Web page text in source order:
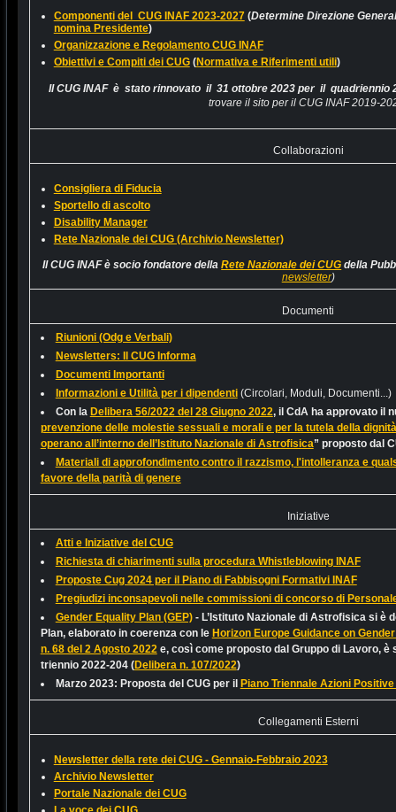
Componenti del CUG INAF 2023-2027(Determine Direzione
nomina Presidente)
Organizzazione e Regolamento CUG INAF
Obiettivi e Compiti dei CUG(Normativa e Riferimenti utili)
Il CUG INAF è stato rinnovato il 31 ottobre 2023per il quadriennio
trovare il sito per il CUG INAF 2019-
Collaborazioni
Consigliera di Fiducia
Sportello di ascolto
Disability Manager
Rete Nazionale dei CUG (Archivio Newsletter)
Il CUG INAF è socio fondatore dellaRete Nazionale dei CUG della
newsletter)
Documenti
Riunioni (Odg e Verbali)
Newsletters: Il CUG Informa
Documenti Importanti
Informazioni e Utilità per i dipendenti (Circolari, Moduli, Documenti...)
Con la Delibera 56/2022 del 28 Giugno 2022, il CdA ha approvato il
prevenzione delle molestie sessuali e morali e per la tutela della
operano all’interno dell’Istituto Nazionale di Astrofisica” proposto dal
Materiali di approfondimento contro il razzismo, l'intolleranza e
favore della parità di genere
Iniziative
Atti e Iniziative del CUG
Richiesta di chiarimenti sulla procedura Whistleblowing INAF
Proposte Cug 2024 per il Piano di Fabbisogni Formativi INAF
Pregiudizi inconsapevoli nelle commissioni di concorso di
Gender Equality Plan (GEP)- L’Istituto Nazionale di Astrofisica si è
Plan, elaborato in coerenza con le Horizon Europe Guidance on
n. 68 del 2 Agosto 2022 e, così come proposto dal Gruppo di Lavoro, è
triennio 2022-204 (Delibera n. 107/2022)
Marzo 2023: Proposta del CUG per il Piano Triennale Azioni Positive
Collegamenti Esterni
Newsletter della rete dei CUG - Gennaio-Febbraio 2023
Archivio Newsletter
Portale Nazionale dei CUG